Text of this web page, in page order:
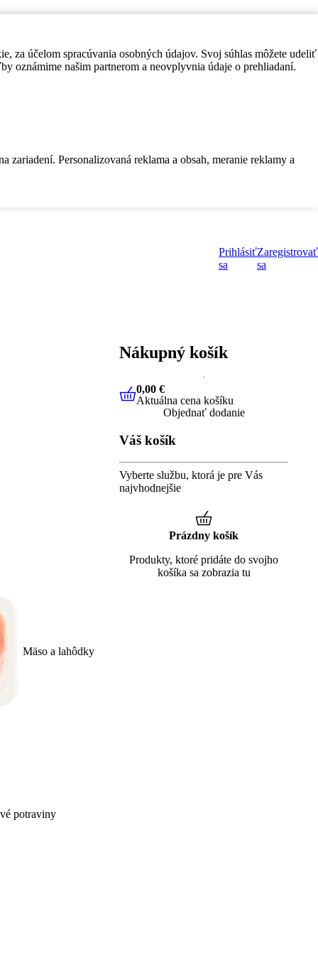
za účelom spracúvania osobných údajov. Svoj súhlas môžete udeliť
oznámime našim partnerom a neovplyvnia údaje o prehliadaní.
Personalizovaná reklama a obsah, meranie reklamy a
Prihlásiť
sa
Zaregistrovať
sa
Mäso a lahôdky
potraviny
Nákupný košík
0,00 €Aktuálna cena košíku
0,00 €
Aktuálna cena košíku
Objednať dodanie
Váš košík
Vyberte službu, ktorá je pre Vás
najvhodnejšie
Prázdny košík
Produkty, ktoré pridáte do svojho
košíka sa zobrazia tu